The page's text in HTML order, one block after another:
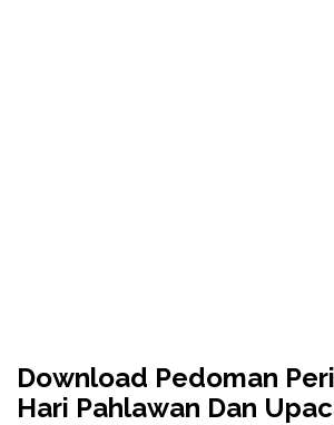
Download Pedoman
Hari Pahlawan Dan